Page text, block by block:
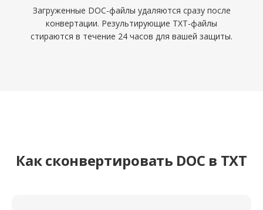
Загруженные DOC-файлы удаляются сразу после
конвертации. Результирующие TXT-файлы
стираются в течение 24 часов для вашей защиты.
Как сконвертировать DOC в TXT